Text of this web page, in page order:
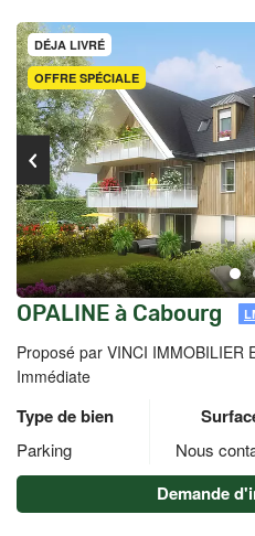
OFFRE SPÉCIALE
DÉJA LIVRÉ
OPALINE à Cabourg
Proposé par VINCI IMMOBILIER
Immédiate
Type de bien
Parking Nous
Demande